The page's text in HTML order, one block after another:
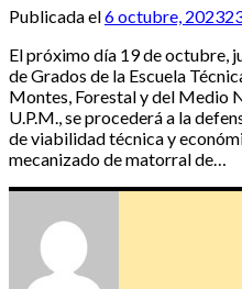
Publicada el6 octubre, 2023
El próximo día 19 de octubre,
de Grados de la Escuela
Montes, Forestal y del Medio
U.P.M., se procederá a la
de viabilidad técnica y
mecanizado de matorral de…